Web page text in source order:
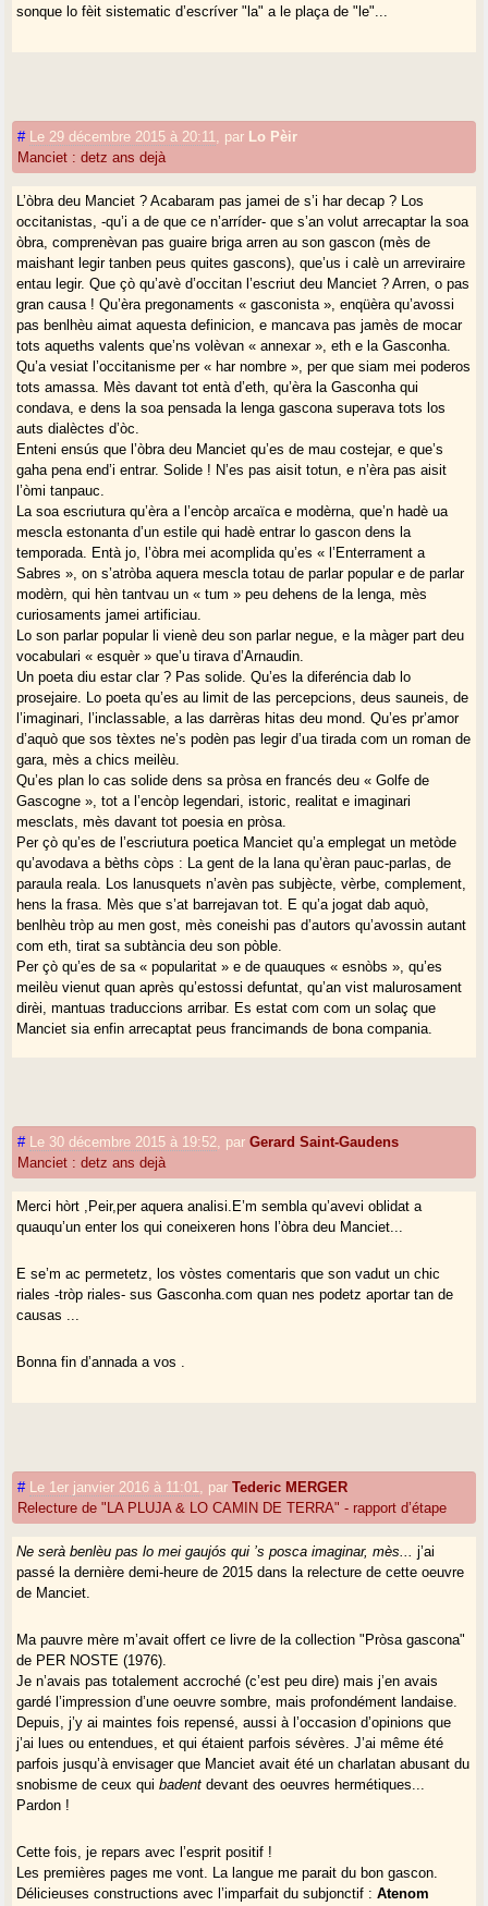
sonque lo fèit sistematic d’escríver "la" a le plaça de "le"...
# Le 29 décembre 2015 à 20:11 par Lo Pèir
Manciet : detz ans dejà
L’òbra deu Manciet ? Acabaram pas jamei de s’i har decap ? Los
occitanistas, -qu’i a de que ce n’arríder- que s’an volut arrecaptar la soa
òbra, comprenèvan pas guaire briga arren au son gascon (mès de
maishant legir tanben peus quites gascons), que’us i calè un arreviraire
entau legir. Que çò qu’avè d’occitan l’escriut deu Manciet ? Arren, o pas
gran causa ! Qu’èra pregonaments « gasconista », enqüèra qu’avossi
pas benlhèu aimat aquesta definicion, e mancava pas jamès de mocar
tots aqueths valents que’ns volèvan « annexar », eth e la Gasconha.
Qu’a vesiat l’occitanisme per « har nombre », per que siam mei poderos
tots amassa. Mès davant tot entà d’eth, qu’èra la Gasconha qui
condava, e dens la soa pensada la lenga gascona superava tots los
auts dialèctes d’òc.
Enteni ensús que l’òbra deu Manciet qu’es de mau costejar, e que’s
gaha pena end’i entrar. Solide ! N’es pas aisit totun, e n’èra pas aisit
l’òmi tanpauc.
La soa escriutura qu’èra a l’encòp arcaïca e modèrna, que’n hadè ua
mescla estonanta d’un estile qui hadè entrar lo gascon dens la
temporada. Entà jo, l’òbra mei acomplida qu’es « l’Enterrament a
Sabres », on s’atròba aquera mescla totau de parlar popular e de parlar
modèrn, qui hèn tantvau un « tum » peu dehens de la lenga, mès
curiosaments jamei artificiau.
Lo son parlar popular li vienè deu son parlar negue, e la màger part deu
vocabulari « esquèr » que’u tirava d’Arnaudin.
Un poeta diu estar clar ? Pas solide. Qu’es la diferéncia dab lo
prosejaire. Lo poeta qu’es au limit de las percepcions, deus sauneis, de
l’imaginari, l’inclassable, a las darrèras hitas deu mond. Qu’es pr’amor
d’aquò que sos tèxtes ne’s podèn pas legir d’ua tirada com un roman de
gara, mès a chics meilèu.
Qu’es plan lo cas solide dens sa pròsa en francés deu « Golfe de
Gascogne », tot a l’encòp legendari, istoric, realitat e imaginari
mesclats, mès davant tot poesia en pròsa.
Per çò qu’es de l’escriutura poetica Manciet qu’a emplegat un metòde
qu’avodava a bèths còps : La gent de la lana qu’èran pauc-parlas, de
paraula reala. Los lanusquets n’avèn pas subjècte, vèrbe, complement,
hens la frasa. Mès que s’at barrejavan tot. E qu’a jogat dab aquò,
benlhèu tròp au men gost, mès coneishi pas d’autors qu’avossin autant
com eth, tirat sa subtància deu son pòble.
Per çò qu’es de sa « popularitat » e de quauques « esnòbs », qu’es
meilèu vienut quan après qu’estossi defuntat, qu’an vist malurosament
dirèi, mantuas traduccions arribar. Es estat com com un solaç que
Manciet sia enfin arrecaptat peus francimands de bona compania.
# Le 30 décembre 2015 à 19:52 parGerard Saint-Gaudens
Manciet : detz ans dejà
Merci hòrt ,Peir,per aquera analisi.E’m sembla qu’avevi oblidat a
quauqu’un enter los qui coneixeren hons l’òbra deu Manciet...
E se’m ac permetetz, los vòstes comentaris que son vadut un chic
riales -tròp riales- sus Gasconha.com quan nes podetz aportar tan de
causas ...
Bonna fin d’annada a vos .
# Le 1er janvier 2016 à 11:01 parTederic MERGER
Relecture de "LA PLUJA & LO CAMIN DE TERRA" - rapport d’étape
Ne serà benlèu pas lo mei gaujós qui ’s posca imaginar, mès...
j’ai
passé la dernière demi-heure de 2015 dans la relecture de cette oeuvre
de Manciet.
Ma pauvre mère m’avait offert ce livre de la collection "Pròsa gascona"
de PER NOSTE (1976).
Je n’avais pas totalement accroché (c’est peu dire) mais j’en avais
gardé l’impression d’une oeuvre sombre, mais profondément landaise.
Depuis, j’y ai maintes fois repensé, aussi à l’occasion d’opinions que
j’ai lues ou entendues, et qui étaient parfois sévères. J’ai même été
parfois jusqu’à envisager que Manciet avait été un charlatan abusant du
snobisme de ceux quibadent devant des oeuvres hermétiques...
Pardon !
Cette fois, je repars avec l’esprit positif !
Les premières pages me vont. La langue me parait du bon gascon.
Délicieuses constructions avec l’imparfait du subjonctif :Atenom